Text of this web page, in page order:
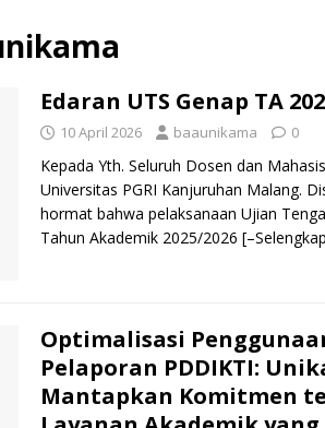
Edaran UTS Genap TA
10 April 2026 baaunikama 0
Kepada Yth. Seluruh Dosen dan
Universitas PGRI Kanjuruhan Malang.
hormat bahwa pelaksanaan Ujian
Tahun Akademik 2025/2026
Optimalisasi
Pelaporan PDDIKTI:
Mantapkan Komitmen